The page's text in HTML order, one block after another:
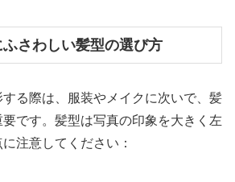
さわしい髪型の選び方
る際は、服装やメイクに次いで、髪
です。髪型は写真の印象を大きく左
注意してください：